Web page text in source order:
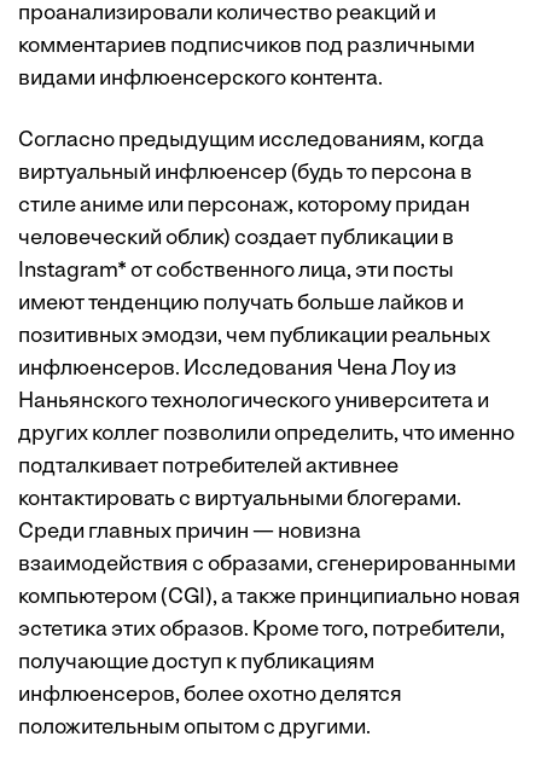
проанализировали количество реакций и
комментариев подписчиков под различными
видами инфлюенсерского контента.
Согласно предыдущим исследованиям, когда
виртуальный инфлюенсер (будь то персона в
стиле аниме или персонаж, которому придан
человеческий облик) создает публикации в
Instagram* от собственного лица, эти посты
имеют тенденцию получать больше лайков и
позитивных эмодзи, чем публикации реальных
инфлюенсеров. Исследования Чена Лоу из
Наньянского технологического университета и
других коллег позволили определить, что именно
подталкивает потребителей активнее
контактировать с виртуальными блогерами.
Среди главных причин — новизна
взаимодействия с образами, сгенерированными
компьютером (CGI), а также принципиально новая
эстетика этих образов. Кроме того, потребители,
получающие доступ к публикациям
инфлюенсеров, более охотно делятся
положительным опытом с другими.